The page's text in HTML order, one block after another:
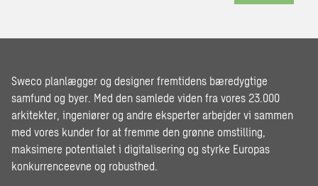
Sweco planlægger og designer fremtidens bæredygtige
samfund og byer. Med den samlede viden fra vores 23.000
arkitekter, ingeniører og andre eksperter arbejder vi sammen
med vores kunder for at fremme den grønne omstilling,
maksimere potentialet i digitalisering og styrke Europas
konkurrenceevne og robusthed.